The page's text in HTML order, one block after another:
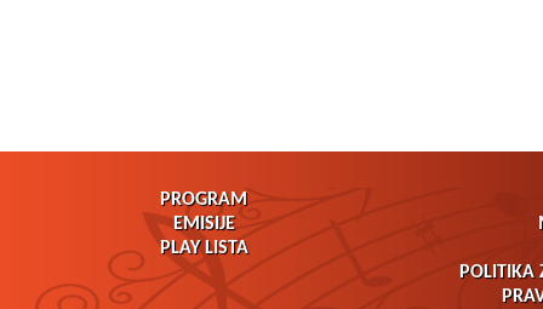
PROGRAM
EMISIJE
PLAY LISTA
POLITIKA